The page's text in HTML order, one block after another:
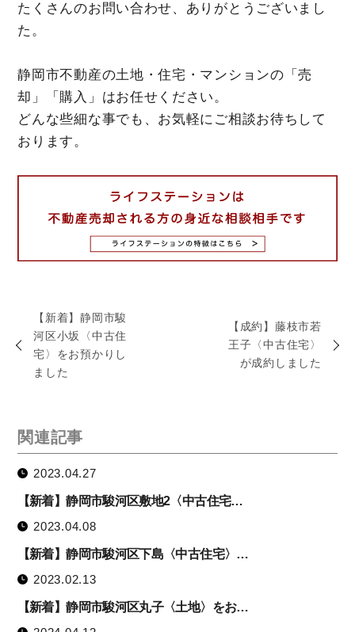
たくさんのお問い合わせ、ありがとうございまし
た。
静岡市不動産の土地・住宅・マンションの「売
却」「購入」はお任せください。
どんな些細な事でも、お気軽にご相談お待ちして
おります。
【新着】静岡市駿
河区小坂〈中古住
宅〉をお預かりし
ました
【成約】藤枝市若
王子〈中古住宅〉
が成約しました
関連記事
2023.04.27
【新着】静岡市駿河区敷地2〈中古住宅…
2023.04.08
【新着】静岡市駿河区下島〈中古住宅〉…
2023.02.13
【新着】静岡市駿河区丸子〈土地〉をお…